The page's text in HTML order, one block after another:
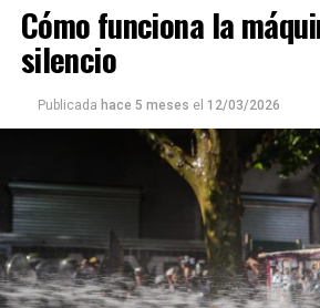
Cómo funciona la
silencio
Publicada hace 5 meses el 12/03/2026